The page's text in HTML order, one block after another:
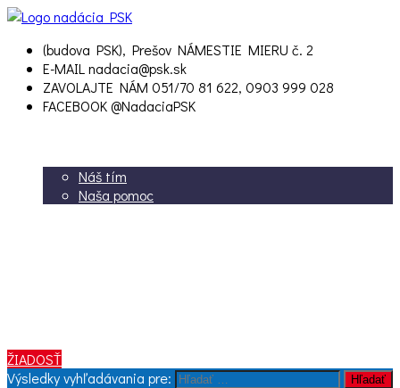
(budova PSK), Prešov NÁMESTIE MIERU č. 2
E-MAIL nadacia@psk.sk
ZAVOLAJTE NÁM 051/70 81 622, 0903 999 028
FACEBOOK@NadaciaPSK
Náš tím
Naša pomoc
ŽIADOSŤ
Výsledky vyhľadávania pre:
Hľadať